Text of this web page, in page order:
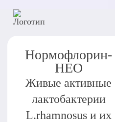
Нормофлорин-
НЕО
Живые активные
лактобактерии
L.rhamnosus и их